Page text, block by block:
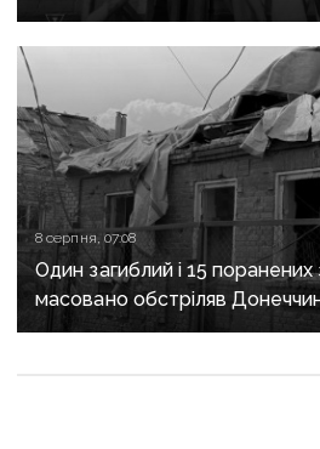
надзвичайних ситуацій у
та Слов’янську
8 серпня, 07:08
Один загиблий і 15
масовано обстріляв